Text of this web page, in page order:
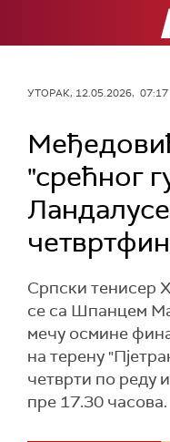
УТОРАК, 12.05.2026, 07:17
"срећног
Српски тенисер
се са Шпанцем
мечу осмине
на терену
четврти по реду
пре 17.30 часова.